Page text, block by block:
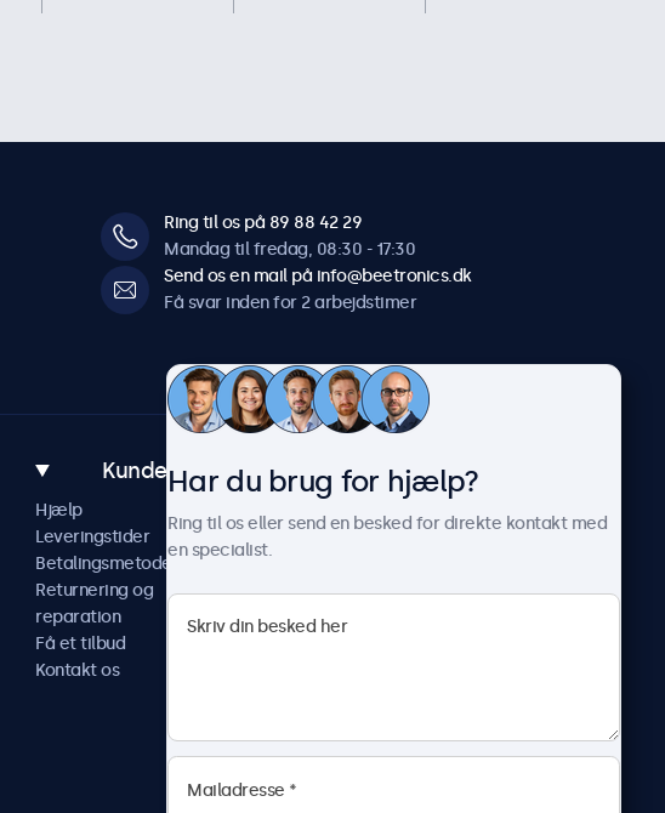
Ring til os på 89 88 42 29
Mandag til fredag, 08:30 - 17:30
Send os en mail på info@beetronics.dk
Få svar inden for 2 arbejdstimer
Kundeservice
Hjælp
Leveringstider
Betalingsmetoder
Returnering og
reparation
Få et tilbud
Kontakt os
Om Beetronics
Arbejd hos os
Har du brug for hjælp?
Ring til os eller send en besked for direkte kontakt med
en specialist.